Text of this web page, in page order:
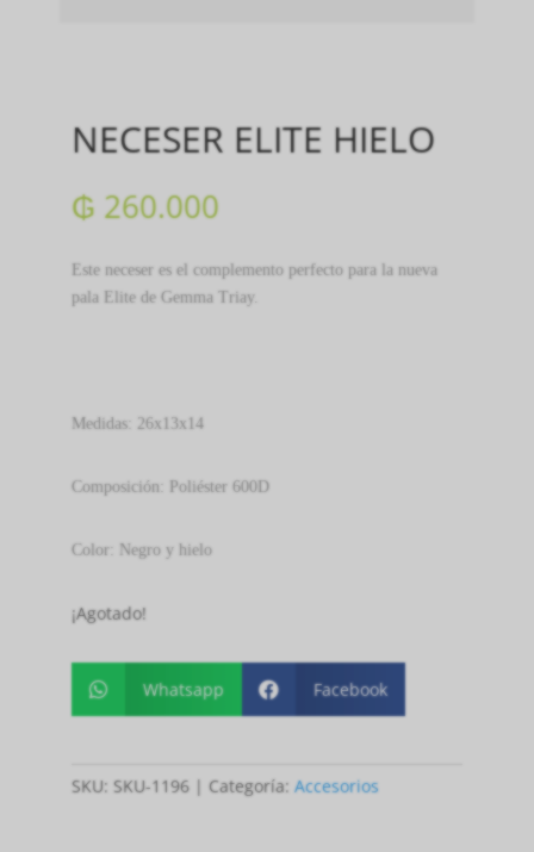
NECESER ELITE HIELO
₲ 260.000
Este neceser es el complemento perfecto para la nueva
pala Elite de Gemma Triay.
Medidas: 26x13x14
Composición: Poliéster 600D
Color: Negro y hielo
¡Agotado!
 Whatsapp  Facebook
SKU: SKU-1196 Categoría: Accesorios